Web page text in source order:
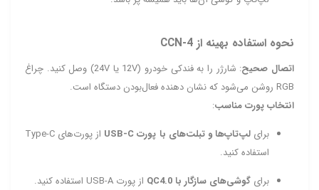
نحوه استفاده بهینه از CCN‑4
اتصال صحیح
: شارژر را به فندکی خودرو (12V یا 24V) وصل کنید. چراغ
RGB روشن می‌شود که نشان‌ دهنده فعال‌بودن دستگاه است.
انتخاب پورت مناسب:
برایلپ‌تاپ‌ها و تبلت‌های با پورت USB‑C
از پورت‌های Type‑C
استفاده کنید.
برای گوشی‌های سازگار با QC4.0
از پورت USB‑A استفاده کنید.